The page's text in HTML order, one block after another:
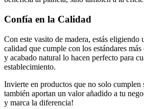
Confía en la Calidad
Con este vasito de madera, estás eligiendo
calidad que cumple con los estándares
y acabado natural lo hacen perfecto para
establecimiento.
Invierte en productos que no solo
también aportan un valor añadido a tu
y marca la diferencia!